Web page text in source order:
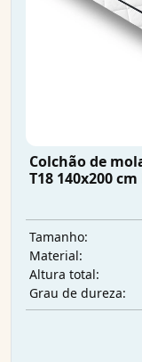
Colchão de
T18 140x200 cm
Tamanho:
Material:
Altura total:
Grau de dureza: